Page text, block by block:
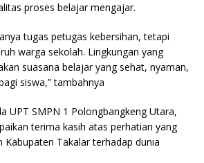
proses belajar mengajar.
tugas petugas kebersihan, tetapi
warga sekolah. Lingkungan yang
suasana belajar yang sehat, nyaman,
siswa,” tambahnya
UPT SMPN 1 Polongbangkeng Utara,
terima kasih atas perhatian yang
Kabupaten Takalar terhadap dunia